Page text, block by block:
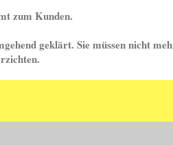
zum Kunden.
geklärt. Sie müssen nicht